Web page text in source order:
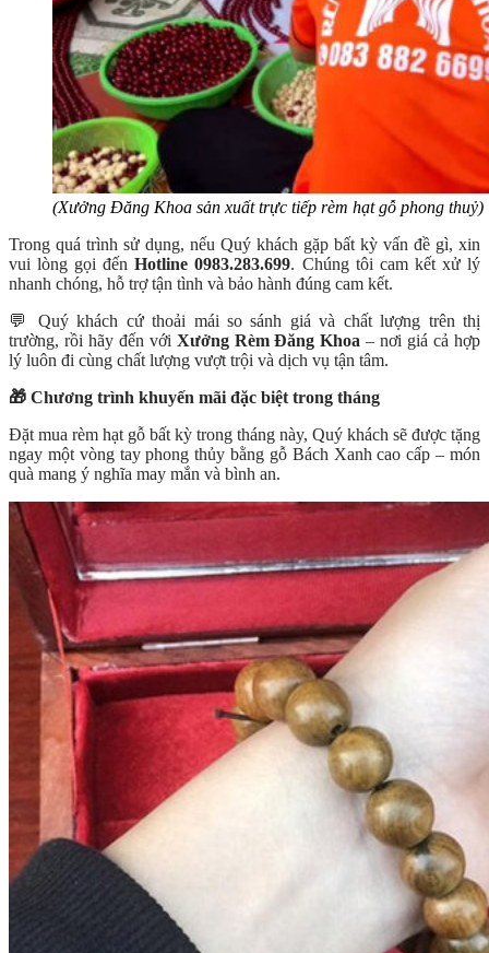
(Xưởng Đăng Khoa sản xuất trực tiếp rèm hạt gỗ phong thuỷ)
Trong quá trình sử dụng, nếu Quý khách gặp bất kỳ vấn đề gì, xin
vui lòng gọi đếnHotline 0983.283.699. Chúng tôi cam kết xử lý
nhanh chóng, hỗ trợ tận tình và bảo hành đúng cam kết.
💬 Quý khách cứ thoải mái so sánh giá và chất lượng trên thị
trường, rồi hãy đến với Xưởng Rèm Đăng Khoa – nơi giá cả hợp
lý luôn đi cùng chất lượng vượt trội và dịch vụ tận tâm.
🎁 Chương trình khuyến mãi đặc biệt trong tháng
Đặt mua rèm hạt gỗ bất kỳ trong tháng này, Quý khách sẽ được tặng
ngay một vòng tay phong thủy bằng gỗ Bách Xanh cao cấp – món
quà mang ý nghĩa may mắn và bình an.